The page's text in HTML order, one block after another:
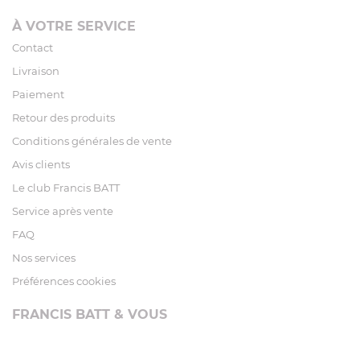
À VOTRE SERVICE
Contact
Livraison
Paiement
Retour des produits
Conditions générales de vente
Avis clients
Le club Francis BATT
Service après vente
FAQ
Nos services
Préférences cookies
FRANCIS BATT & VOUS